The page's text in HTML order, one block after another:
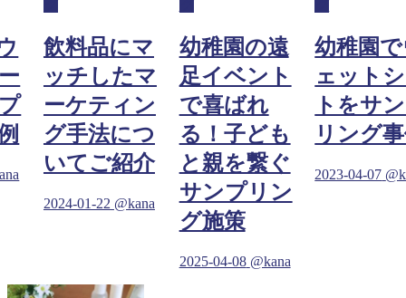
飲料品にマ
ッチしたマ
ーケティン
グ手法につ
いてご紹介
2024-01-22 @kana
幼稚園の遠
足イベント
で喜ばれ
る！子ども
と親を繋ぐ
サンプリン
グ施策
2025-04-08 @kana
幼稚園
ェット
トをサ
リング
2023-04-07